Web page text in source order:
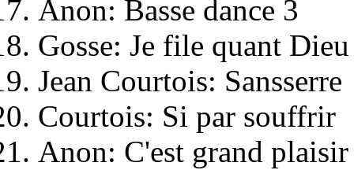
Anon: Basse dance 3
Gosse: Je file quant
Jean Courtois: Sansserre
Courtois: Si par souffrir
Anon: C'est grand plaisir